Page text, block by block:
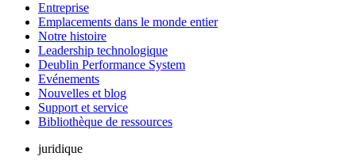
Entreprise
Emplacements dans le monde entier
Notre histoire
Leadership technologique
Deublin Performance System
Evénements
Nouvelles et blog
Support et service
Bibliothèque de ressources
juridique